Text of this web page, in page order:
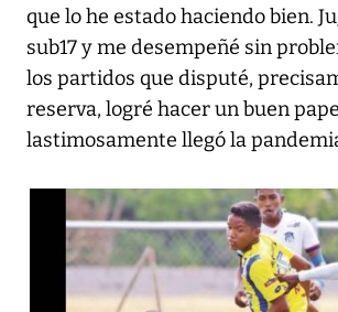
que lo he estado haciendo bien.
sub17 y me desempeñé sin
los partidos que disputé,
reserva, logré hacer un buen
lastimosamente llegó la